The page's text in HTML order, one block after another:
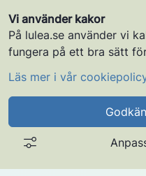
Vi använder kakor
På lulea.se använder vi
fungera på ett bra sätt
Läs mer i vår